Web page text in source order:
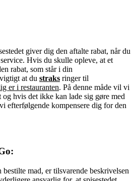
giver dig den aftalte rabat, når du
Hvis du skulle opleve, at et
rabat, som står i din
at du straks ringer til
er i restauranten. På denne måde vil vi
hvis det ikke kan lade sig gøre med
efterfølgende kompensere dig for den
mad, er tilsvarende beskrivelsen